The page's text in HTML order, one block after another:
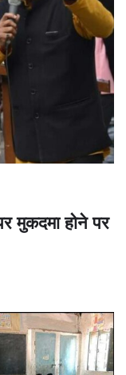
मुकदमा होने पर